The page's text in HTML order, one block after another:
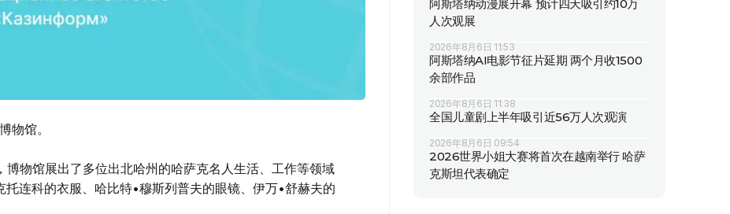
物馆。
物馆展出了多位出北哈州的哈萨克名人生活、工作等领域
连科的衣服、哈比特•穆斯列普夫的眼镜、伊万•舒赫夫的
阿斯塔纳动漫展开幕 预计四天吸引约10万
人次观展
2026年8月6日 11:53
阿斯塔纳AI电影节征片延期 两个月收1500
余部作品
2026年8月6日 11:38
全国儿童剧上半年吸引近56万人次观演
2026年8月6日 09:54
2026世界小姐大赛将首次在越南举行 哈萨
克斯坦代表确定